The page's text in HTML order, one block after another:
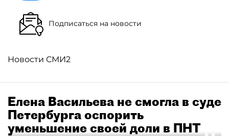
Подписаться на новости
Новости СМИ2
Елена Васильева не смогла в суде
Петербурга оспорить
уменьшение своей доли в ПНТ